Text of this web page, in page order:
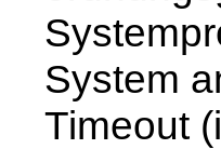
System
Timeout